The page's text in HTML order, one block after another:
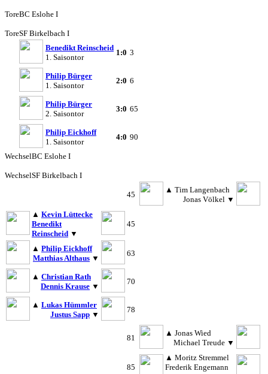
ToreBC Eslohe I
ToreSF Birkelbach I
Benedikt Reinscheid
1. Saisontor
1:0 3
Philip Bürger
1. Saisontor
2:0 6
Philip Bürger
2. Saisontor
3:0 65
Philip Eickhoff
1. Saisontor
4:0 90
WechselBC Eslohe I
WechselSF Birkelbach I
45
▲ Tim Langenbach
Jonas Völkel ▼
▲ Kevin Lüttecke
Benedikt
Reinscheid ▼
45
▲ Philip Eickhoff
Matthias Althaus ▼
63
▲ Christian Rath
Dennis Krause ▼
70
▲ Lukas Hümmler
Justus Sapp ▼
78
81
▲ Jonas Wied
Michael Treude ▼
85
▲ Moritz Stremmel
Frederik Engemann